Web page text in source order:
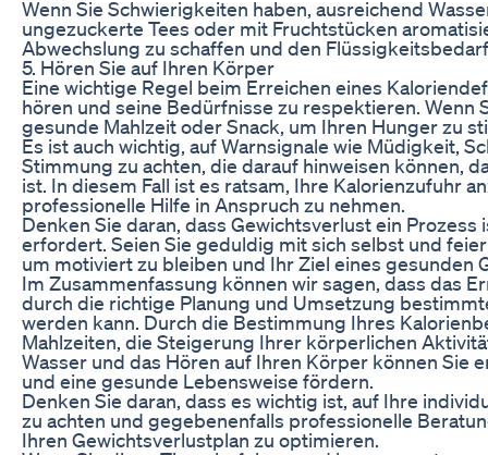
Wenn Sie Schwierigkeiten haben, ausreichend
ungezuckerte Tees oder mit Fruchtstücken
Abwechslung zu schaffen und den
5. Hören Sie auf Ihren Körper
Eine wichtige Regel beim Erreichen eines
hören und seine Bedürfnisse zu respektieren. Wenn
gesunde Mahlzeit oder Snack, um Ihren Hunger zu
Es ist auch wichtig, auf Warnsignale wie Müdigkeit,
Stimmung zu achten, die darauf hinweisen können,
ist. In diesem Fall ist es ratsam, Ihre Kalorienzufuhr
professionelle Hilfe in Anspruch zu nehmen.
Denken Sie daran, dass Gewichtsverlust ein
erfordert. Seien Sie geduldig mit sich selbst und
um motiviert zu bleiben und Ihr Ziel eines gesunden
Im Zusammenfassung können wir sagen, dass das
durch die richtige Planung und Umsetzung
werden kann. Durch die Bestimmung Ihres
Mahlzeiten, die Steigerung Ihrer körperlichen
Wasser und das Hören auf Ihren Körper können Sie
und eine gesunde Lebensweise fördern.
Denken Sie daran, dass es wichtig ist, auf Ihre
zu achten und gegebenenfalls professionelle
Ihren Gewichtsverlustplan zu optimieren.